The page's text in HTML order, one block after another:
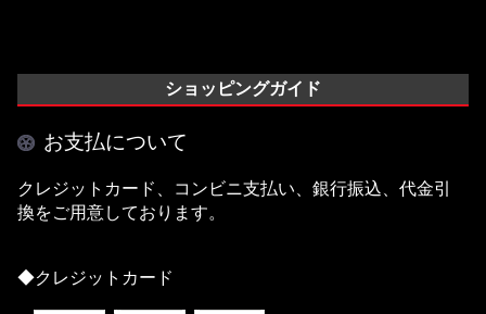
ショッピングガイド
お支払について
クレジットカード、コンビニ支払い、銀行振込、代金引
換をご用意しております。
◆クレジットカード